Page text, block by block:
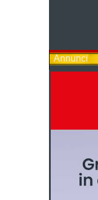
Annunci